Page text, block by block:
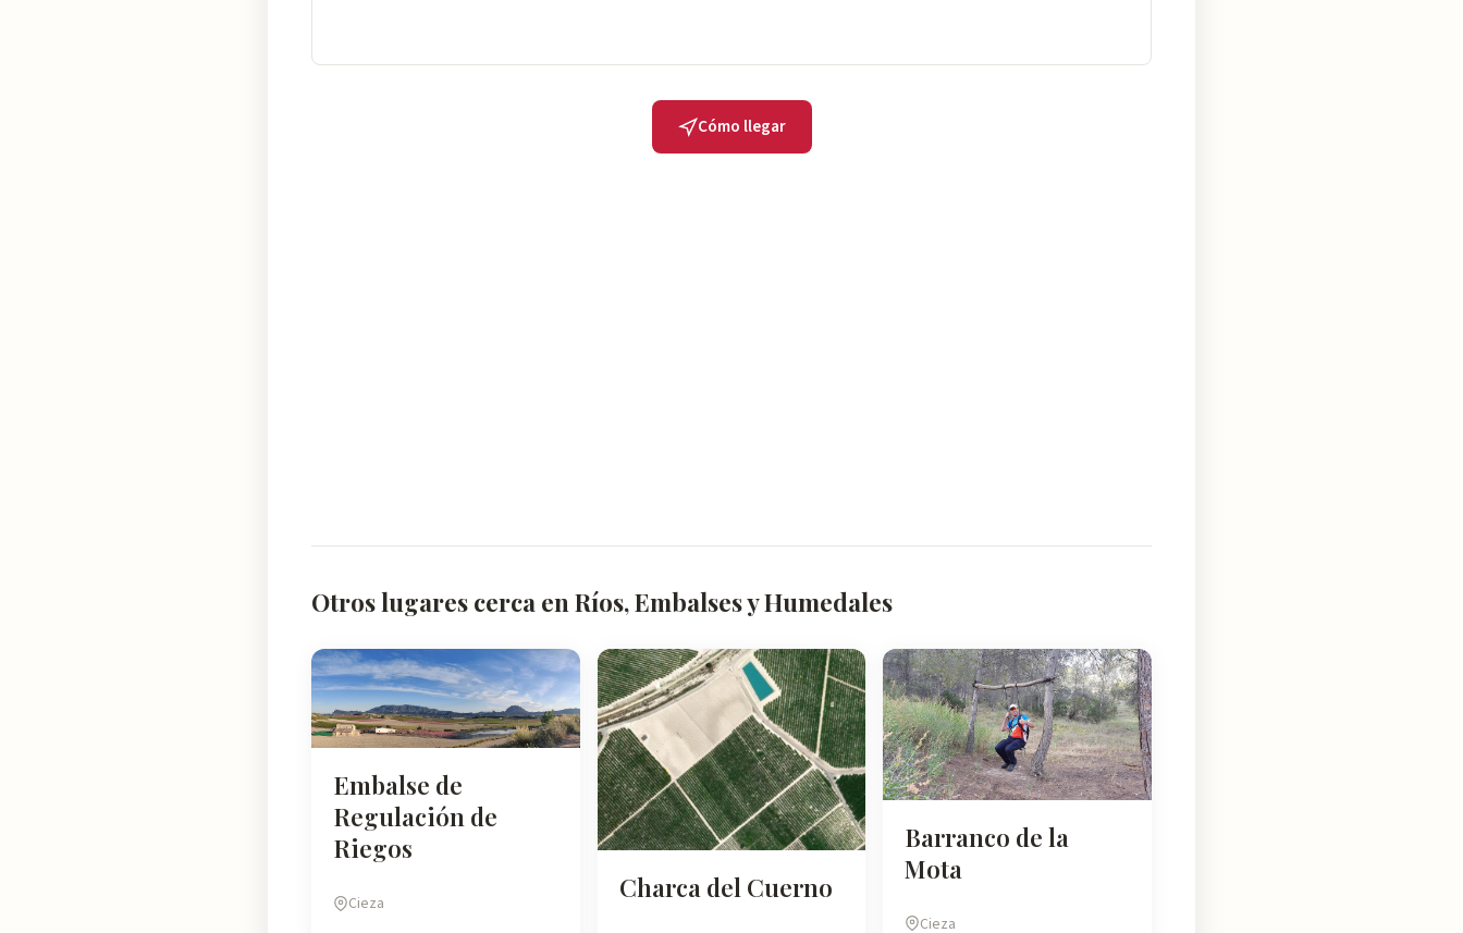
Cómo llegar
Otros lugares cerca en Ríos, Embalses y Humedales
Embalse de
Regulación de
Riegos
Cieza Charca del Cuerno
Barranco de la
Mota
Cieza